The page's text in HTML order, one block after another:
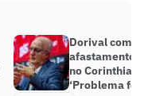
Dorival
afastamento
no
‘Problema foi